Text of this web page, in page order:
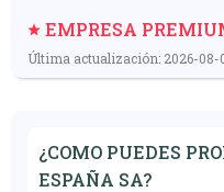
EMPRESA
Última actualización: 2026-08-
¿COMO PUEDES
ESPAÑA SA?